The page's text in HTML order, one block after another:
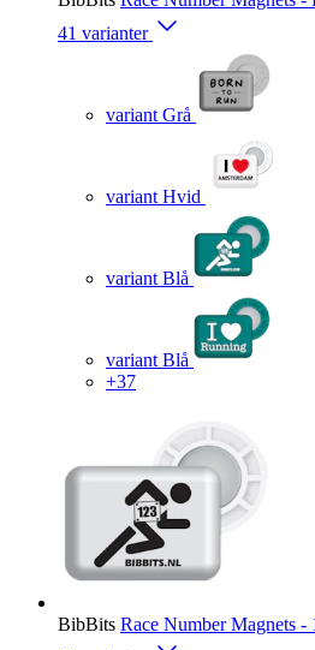
41 varianter
variant Grå
variant Hvid
variant Blå
variant Blå
+37
BibBits Race Number Magnets -